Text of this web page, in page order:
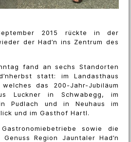
2015 rückte in der
der Had’n ins Zentrum des
fand an sechs Standorten
statt: im Landasthaus
das 200-Jahr-Jubiläum
Luckner in Schwabegg, im
Pudlach und in Neuhaus im
und im Gasthof Hartl.
sowie die
Region Jauntaler Had’n